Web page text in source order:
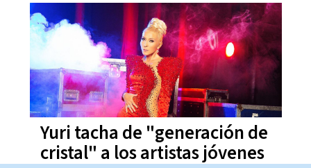
Yuri tacha de "generación de
cristal" a los artistas jóvenes